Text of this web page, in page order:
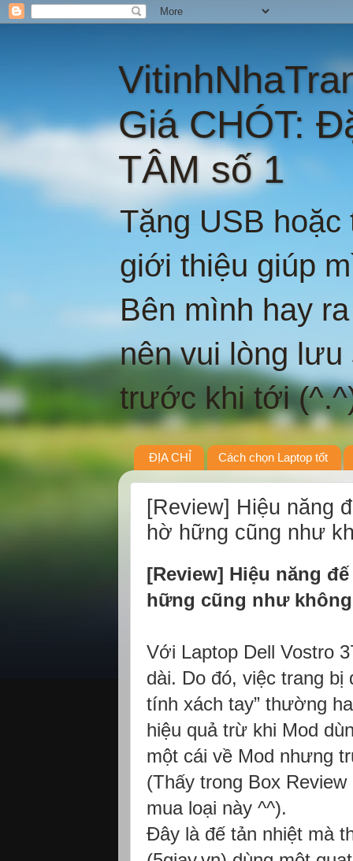
Giá CHÓT:
TÂM số 1
Tặng USB
giới thiệu giúp
Bên mình hay
nên vui lòng lưu
trước khi tới
ĐỊA CHỈ Cách chọn Laptop tốt
[Review] Hiệu năng
hờ hững cũng như
[Review] Hiệu năng
hững cũng như
Với Laptop Dell Vostro
dài. Do đó, việc trang bị
tính xách tay” thường
hiệu quả trừ khi Mod
một cái về Mod nhưng
(Thấy trong Box
mua loại này ^^).
Đây là đế tản nhiệt mà